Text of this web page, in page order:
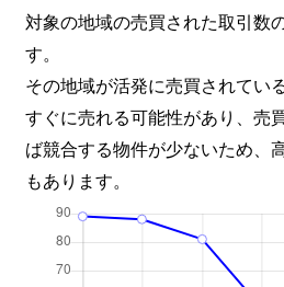
対象の地域の売買された取引数
す。
その地域が活発に売買されてい
すぐに売れる可能性があり、売
ば競合する物件が少ないため、
もあります。